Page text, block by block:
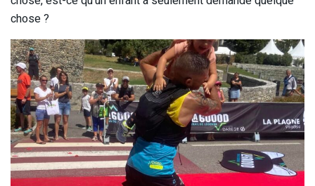
chose ?